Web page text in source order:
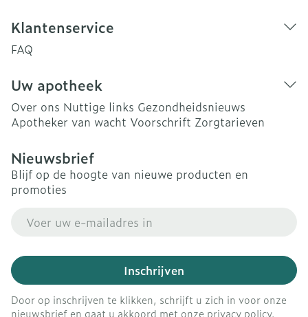
Klantenservice
FAQ
Uw apotheek
Over ons Nuttige links Gezondheidsnieuws
Apotheker van wacht Voorschrift Zorgtarieven
Nieuwsbrief
Blijf op de hoogte van nieuwe producten en
promoties
Inschrijven
Door op inschrijven te klikken, schrijft u zich in voor onze
nieuwsbrief en gaat u akkoord met onze privacy policy.